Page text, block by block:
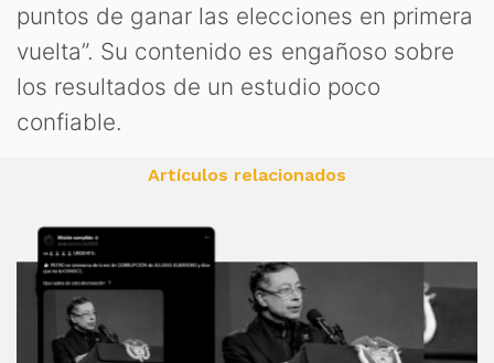
puntos de ganar las elecciones en primera
vuelta”. Su contenido es engañoso sobre
los resultados de un estudio poco
confiable.
Artículos relacionados